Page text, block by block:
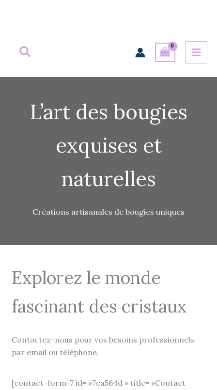
L’art des bougies
exquises et
naturelles
Créations artisanales de bougies uniques
Explorez le monde
fascinant des cristaux
Contactez-nous pour vos besoins professionnels
par email ou téléphone.
[contact-form-7 id= »7ea564d » title= »Contact